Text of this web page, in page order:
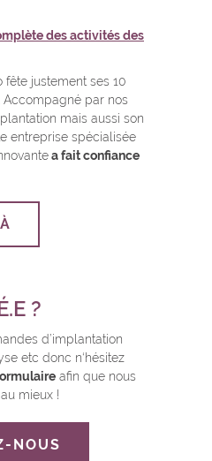
des activités des
justement ses 10
Accompagné par nos
mais aussi son
entreprise spécialisée
a fait confiance
?
d’implantation
etc donc n‘hésitez
afin que nous
mieux !
NOUS